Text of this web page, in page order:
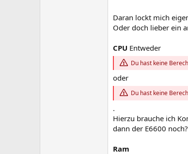
Daran lockt mich
Oder doch lieber ein
CPU Entweder
Du hast keine
oder
Du hast keine
.
Hierzu brauche ich
dann der E6600
Ram